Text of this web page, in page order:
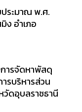
ระมาณ พ.ศ.
ง อำเภอ
ารจัดหาพัสดุ
รบริหารส่วน
วัดอุบลราชธานี